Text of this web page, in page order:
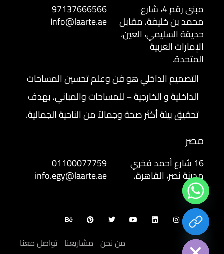
مبنى رقم 4، شارع
محمد بن خليفة، مقابل
حديقة السليمي، العين،
الإمارات العربية
المتحدة.
97137666566
Info@laarte.ae
التصميم الداخلي هو فن وعلم تحسين المساحات
الداخلية و الخارجية – للمساحات والمباني، بهدف
تحقيق بيئة أكثر صحة وجمالاً من الناحية الجمالية.
مصر
16 شارع أحمد فخري
مدينة نصر، القاهرة،
مصر
01100077759
info.egy@laarte.ae
من نحن مشاريعنا تواصل معنا
Hide
chaty